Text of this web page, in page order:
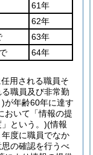
61年
62年
63年
64年
用される職員そ
職員及び非常勤
)が年齢60年に達す
おいて「情報の提
という。)(情報
度に職員でなか
の確認を行うべ